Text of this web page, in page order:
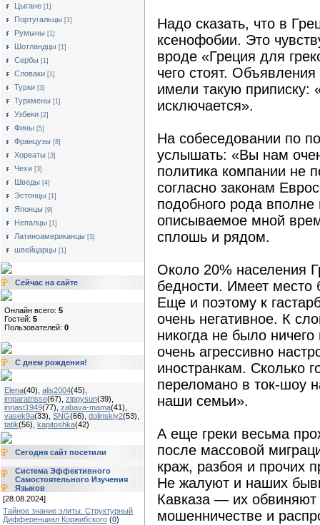
Цыгане [1]
Португальцы [1]
Румыны [1]
Шотландцы [1]
Сербы [1]
Словаки [1]
Турки [3]
Туркмены [1]
Узбеки [2]
Фины [5]
Французы [8]
Хорваты [3]
Чехи [3]
Шведы [4]
Эстонцы [1]
Японцы [9]
Непалцы [1]
Латиноамериканцы [3]
швейцарцы [1]
Сейчас на сайте
Онлайн всего: 5
Гостей: 5
Пользователей: 0
С днем рождения!
Elena(40) alis2004(45)
imparatrisse(67) zippysun(39)
innast1949(77) zabava-mama(41)
vasek9a(33) SNG(66) dolinskiy2(53)
tatik(56) kapitoshka(42)
Сегодня сайт посетили
Система Эффективного
Самостоятельного Изучения
Языков
[28.08.2024]
Тайное знание элиты: Структурный
Дифференциал Коржибского (0)
Надо сказать, что в
ксенофобии. Это
вроде «Греция для
чего стоят.
имели такую приписку:
исключается».
На собеседовании по
услышать: «Вы нам
политика компании не
согласно законам
подобного рода
описываемое мной
сплошь и рядом.
Около 20% населения
бедности. Имеет место
Еще и поэтому к
очень негативное. К
никогда не было
очень агрессивно
иностранкам. Сколько
переломано в ток-шоу
наши семьи».
А еще греки весьма
после массовой
краж, разбоя и прочих
Не жалуют и наших
Кавказа — их обвиняют
мошенничестве и